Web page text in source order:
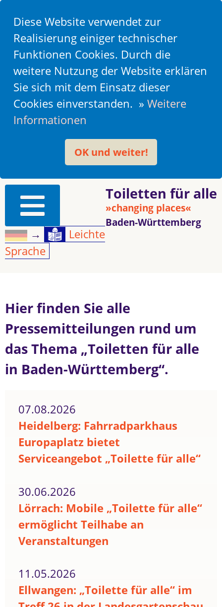
Diese Website verwendet zur
Realisierung einiger technischer
Funktionen Cookies. Durch die
weitere Nutzung der Website erklären
Sie sich mit dem Einsatz dieser
Cookies einverstanden. » Weitere
Informationen
OK und weiter!
Toiletten für alle
»changing places«
Baden-Württemberg
→
Leichte
Sprache
Hier finden Sie alle
Pressemitteilungen rund um
das Thema „Toiletten für alle
in Baden-Württemberg“.
07.08.2026
Heidelberg: Fahrradparkhaus
Europaplatz bietet
Serviceangebot „Toilette für alle“
30.06.2026
Lörrach: Mobile „Toilette für alle“
ermöglicht Teilhabe an
Veranstaltungen
11.05.2026
Ellwangen: „Toilette für alle“ im